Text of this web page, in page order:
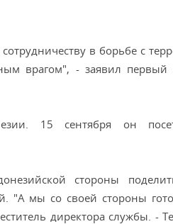
в борьбе с
врагом", - заявил первый
15 сентября он
стороны
"А мы со своей стороны
директора службы. -